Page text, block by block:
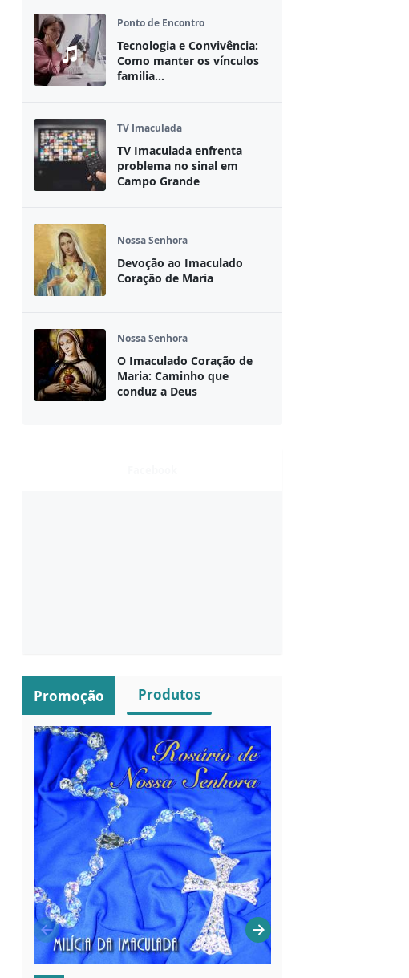
Promoção Produtos
Ponto de Encontro
Tecnologia e Convivência:
Como manter os vínculos
familia...
TV Imaculada
TV Imaculada enfrenta
problema no sinal em
Campo Grande
Nossa Senhora
Devoção ao Imaculado
Coração de Maria
Nossa Senhora
O Imaculado Coração de
Maria: Caminho que
conduz a Deus